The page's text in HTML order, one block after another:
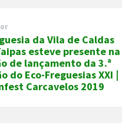
da Vila de Caldas
esteve presente na
de lançamento da 3.ª
do Eco-Freguesias XXI |
Carcavelos 2019